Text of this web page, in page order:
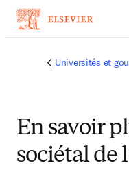
Universités et
En savoir
sociétal de